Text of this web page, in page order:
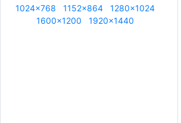
1024x768 1152x864
1280x1024
1600x1200
1920x1440